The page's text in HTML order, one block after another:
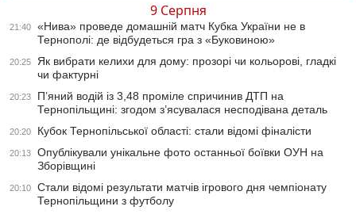
9 Серпня
21:40
«Нива» проведе домашній матч Кубка України не в
Тернополі: де відбудеться гра з «Буковиною»
20:25
Як вибрати келихи для дому: прозорі чи кольорові, гладкі
чи фактурні
20:23
П’яний водій із 3,48 проміле спричинив ДТП на
Тернопільщині: згодом з’ясувалася несподівана деталь
20:20 Кубок Тернопільської області: стали відомі фіналісти
20:13
Опублікували унікальне фото останньої боївки ОУН на
Зборівщині
20:10
Стали відомі результати матчів ігрового дня чемпіонату
Тернопільщини з футболу